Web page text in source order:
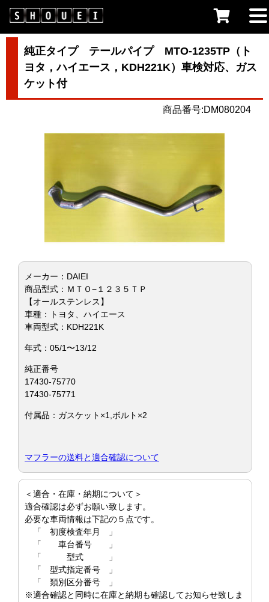
純正タイプ テールパイプ MTO-1235TP（ト
ヨタ，ハイエース，KDH221K）車検対応、ガス
ケット付
商品番号:DM080204
メーカー：DAIEI
商品型式：ＭＴＯ−１２３５ＴＰ
【オールステンレス】
車種：トヨタ、ハイエース
車両型式：KDH221K
年式：05/1〜13/12
純正番号
17430-75770
17430-75771
付属品：ガスケット×1,ボルト×2
マフラーの送料と適合確認について
＜適合・在庫・納期について＞
適合確認は必ずお願い致します。
必要な車両情報は下記の５点です。
「 初度検査年月 」
「 車台番号 」
「 型式 」
「 型式指定番号 」
「 類別区分番号 」
※適合確認と同時に在庫と納期も確認してお知らせ致しま